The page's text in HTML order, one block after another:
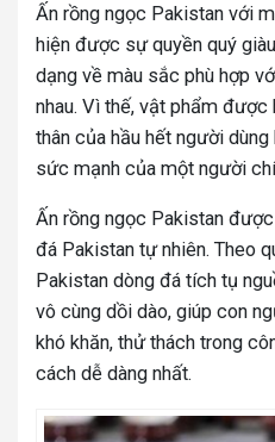
Ấn rồng ngọc Pakistan với
hiện được sự quyền quý
dạng về màu sắc phù hợp
nhau. Vì thế, vật phẩm
thân của hầu hết người dùng
sức mạnh của một người
Ấn rồng ngọc Pakistan
đá Pakistan tự nhiên. Theo
Pakistan dòng đá tích tụ
vô cùng dồi dào, giúp con
khó khăn, thử thách trong
cách dễ dàng nhất.